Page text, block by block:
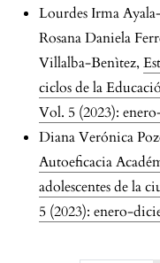
Lourdes Irma
Rosana Daniela
Villalba-Benìtez,
ciclos de la
Vol. 5 (2023):
Diana Verónica
Autoeficacia
adolescentes de la
5 (2023): enero-